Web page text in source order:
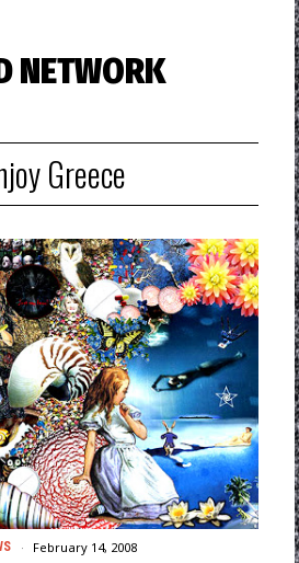
NETWORK
Greece
February 14, 2008